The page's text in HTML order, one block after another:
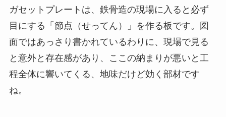
ガセットプレートは、鉄骨造の現場に入ると必ず
目にする「節点（せってん）」を作る板です。図
面ではあっさり書かれているわりに、現場で見る
と意外と存在感があり、ここの納まりが悪いと工
程全体に響いてくる、地味だけど効く部材です
ね。